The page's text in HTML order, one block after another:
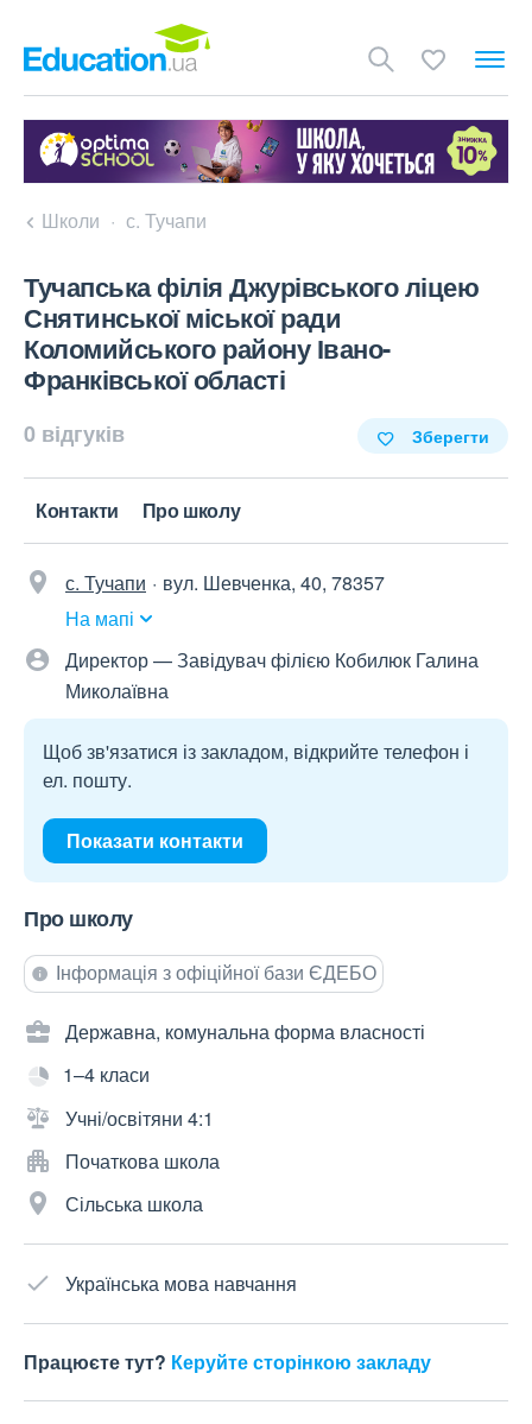
Школи с. Тучапи
Тучапська філія Джурівського ліцею
Снятинської міської ради
Коломийського району Івано-
Франківської області
0 відгуків Зберегти
Контакти Про школу
с. Тучапи
вул. Шевченка, 40, 78357
На мапі
Директор — Завідувач філією Кобилюк Галина
Миколаївна
Щоб зв'язатися із закладом, відкрийте телефон і
ел. пошту.
Показати контакти
Про школу
Інформація з офіційної бази ЄДЕБО
Державна, комунальна форма власності
1–4 класи
Учні/освітяни 4:1
Початкова школа
Сільська школа
Українська мова навчання
Працюєте тут? Керуйте сторінкою закладу